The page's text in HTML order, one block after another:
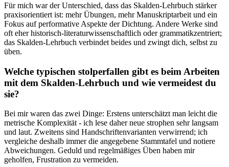
Für mich war der Unterschied, dass das Skalden-Lehrbuch stärker
‍praxisorientiert ist: mehr ‍Übungen, ⁤mehr Manuskriptarbeit und ⁢ein
Fokus auf ⁤performative Aspekte der Dichtung. Andere Werke sind
oft eher historisch-literaturwissenschaftlich⁤ oder‌ grammatikzentriert;
das Skalden-Lehrbuch verbindet beides‌ und ⁤zwingt dich, selbst zu
üben.
Welche typischen stolperfallen ⁣gibt es beim ⁤Arbeiten
mit dem​ Skalden-Lehrbuch⁢ und wie vermeidest ⁣du⁣
sie?
Bei mir waren ⁢das zwei Dinge: Erstens unterschätzt man leicht die
metrische Komplexität ⁢- ich lese daher neue strophen sehr langsam
‍und laut. Zweitens sind Handschriftenvarianten verwirrend; ich
vergleiche deshalb immer⁣ die angegebene Stammtafel und notiere
Abweichungen. Geduld und regelmäßiges ‌Üben haben mir
geholfen,⁢ Frustration zu vermeiden.